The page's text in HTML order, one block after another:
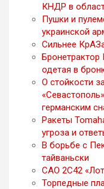
КНДР в
Пушки и
украинской
Сильнее
одетая в
О стойкости
германским
Ракеты
угроза и
В борьбе с
тайваньски
САО 2С42
Торпедные